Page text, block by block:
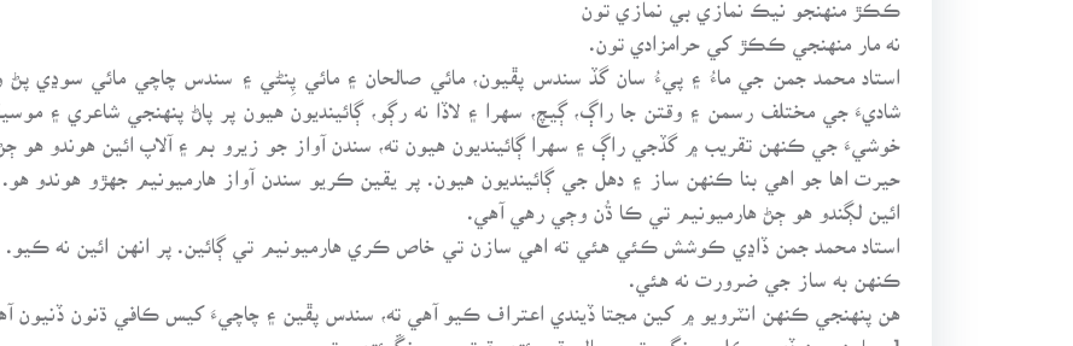
نه مار منهنجي ڪڪڙ کي حرامزادي تون.
استاد محمد جمن جي ماءُ ۽ پيءُ سان گڏ سندس پڦيون، مائي صالحان ۽ مائي پِنڻي ۽ سندس چاچي مائي سوڍي پڻ
شاديءَ جي مختلف رسمن ۽ وقتن جا راڳ، ڳيچ، سهرا ۽ لاڏا نه رڳو، ڳائينديون هيون پر پاڻ پنهنجي شاعري ۽
خوشيءَ جي ڪنهن تقريب ۾ گڏجي راڳ ۽ سهرا ڳائينديون هيون ته، سندن آواز جو زيرو بم ۽ آلاپ ائين هوندو هو
حيرت اها جو اهي بنا ڪنهن ساز ۽ دهل جي ڳائينديون هيون. پر يقين ڪريو سندن آواز هارميونيم جهڙو هوندو
ائين لڳندو هو ڄڻ هارميونيم تي ڪا ڌُن وڄي رهي آهي.
استاد محمد جمن ڏاڍي ڪوشش ڪئي هئي ته اهي سازن تي خاص ڪري هارميونيم تي ڳائين. پر انهن ائين نه ڪيو.
ڪنهن به ساز جي ضرورت نه هئي.
هن پنهنجي ڪنهن انٽرويو ۾ کين مڃتا ڏيندي اعتراف ڪيو آهي ته، سندس پڦين ۽ چاچيءَ کيس ڪافي ڌنون ڏنيون
1- مارن مون ڏي موڪليو رنگ رتو رومال، ڌوٻيئڙي ڌوتو سو رنڱيئڙي رتو...